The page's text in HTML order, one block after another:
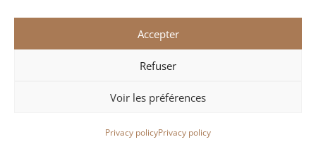
Accepter
Refuser
Voir les préférences
Privacy policyPrivacy policy
Book at best price Offer a git voucher